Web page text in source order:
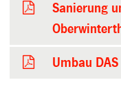
Sanierung
Umbau